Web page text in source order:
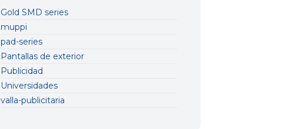
Gold SMD series
muppi
pad-series
Pantallas de exterior
Publicidad
Universidades
valla-publicitaria